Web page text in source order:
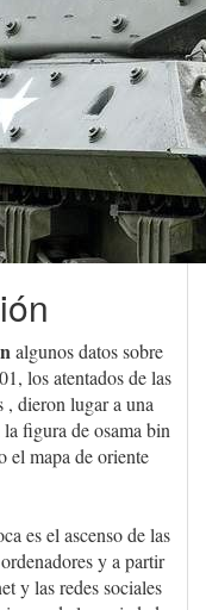
algunos datos sobre
los atentados de las
, dieron lugar a una
figura de osama bin
el mapa de oriente
es el ascenso de las
y a partir
y las redes sociales